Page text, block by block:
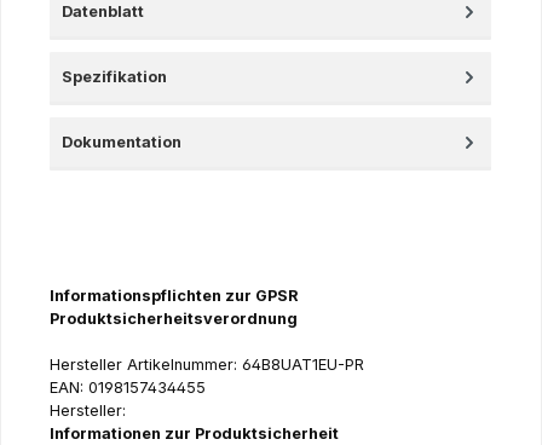
Datenblatt
Spezifikation
Dokumentation
Informationspflichten zur GPSR
Produktsicherheitsverordnung
Hersteller Artikelnummer: 64B8UAT1EU-PR
EAN: 0198157434455
Hersteller:
Informationen zur Produktsicherheit